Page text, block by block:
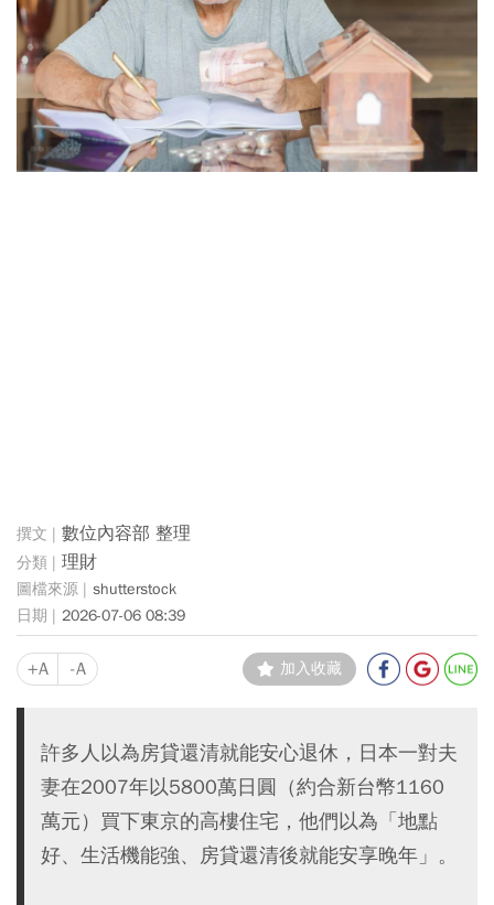
數位內容部 整理
理財
shutterstock
2026-07-06 08:39
+A -A 加入收藏
許多人以為房貸還清就能安心退休，日本一對夫
妻在2007年以5800萬日圓（約合新台幣1160
萬元）買下東京的高樓住宅，他們以為「地點
好、生活機能強、房貸還清後就能安享晚年」。